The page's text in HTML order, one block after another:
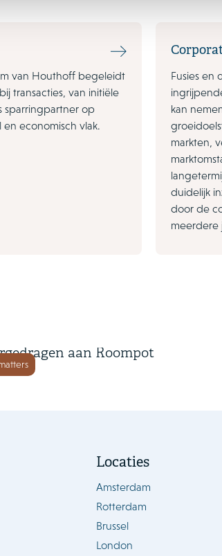
van Houthoff begeleidt
transacties, van initiële
sparringpartner op
economisch vlak.
Fusies en
kan
markten,
duidelijk
door de
meerdere
aan Roompot
Locaties
Amsterdam
Rotterdam
Brussel
London